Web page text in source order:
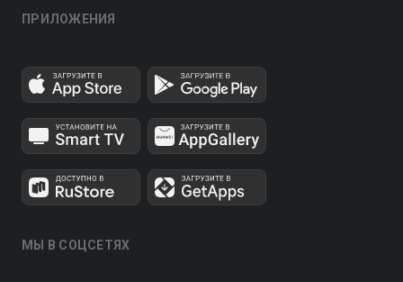
ПРИЛОЖЕНИЯ
МЫ В СОЦСЕТЯХ